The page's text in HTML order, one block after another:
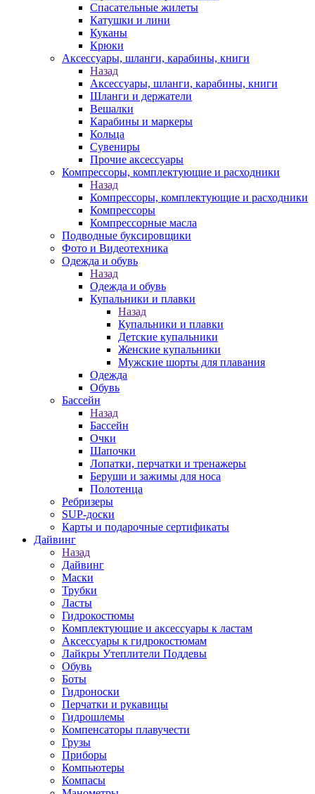
Спасательные жилеты
Катушки и лини
Куканы
Крюки
Аксессуары, шланги, карабины, книги
Назад
Аксессуары, шланги, карабины, книги
Шланги и держатели
Вешалки
Карабины и маркеры
Кольца
Сувениры
Прочие аксессуары
Компрессоры, комплектующие и расходники
Назад
Компрессоры, комплектующие и расходники
Компрессоры
Компрессорные масла
Подводные буксировщики
Фото и Видеотехника
Одежда и обувь
Назад
Одежда и обувь
Купальники и плавки
Назад
Купальники и плавки
Детские купальники
Женские купальники
Мужские шорты для плавания
Одежда
Обувь
Бассейн
Назад
Бассейн
Очки
Шапочки
Лопатки, перчатки и тренажеры
Беруши и зажимы для носа
Полотенца
Ребризеры
SUP-доски
Карты и подарочные сертификаты
Дайвинг
Назад
Дайвинг
Маски
Трубки
Ласты
Гидрокостюмы
Комплектующие и аксессуары к ластам
Аксессуары к гидрокостюмам
Лайкры Утеплители Поддевы
Обувь
Боты
Гидроноски
Перчатки и рукавицы
Гидрошлемы
Компенсаторы плавучести
Грузы
Приборы
Компьютеры
Компасы